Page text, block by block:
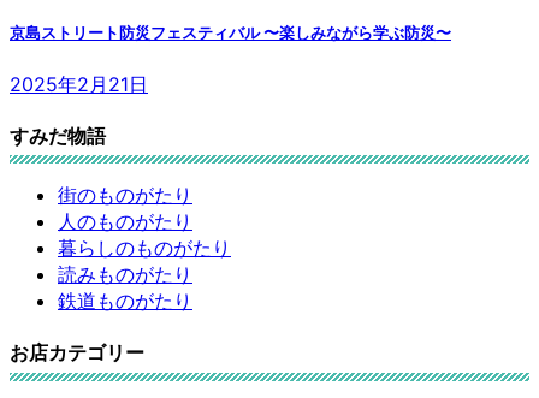
京島ストリート防災フェスティバル 〜楽しみながら学ぶ防災〜
2025年2月21日
すみだ物語
街のものがたり
人のものがたり
暮らしのものがたり
読みものがたり
鉄道ものがたり
お店カテゴリー